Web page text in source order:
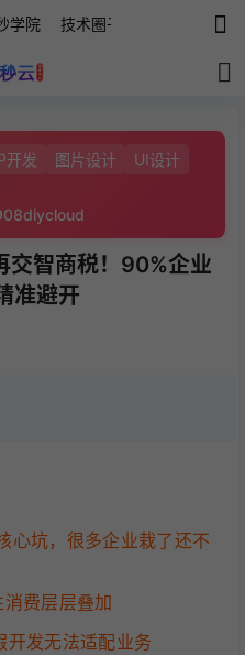
学院 技术圈子 源
开发 图片设计
UI设计
diycloud
交智商税！90%企业
准避开
心坑，很多企业栽了还不
费层层叠加
开发无法适配业务